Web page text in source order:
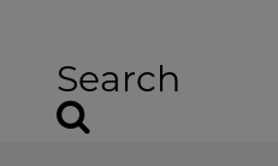
Search